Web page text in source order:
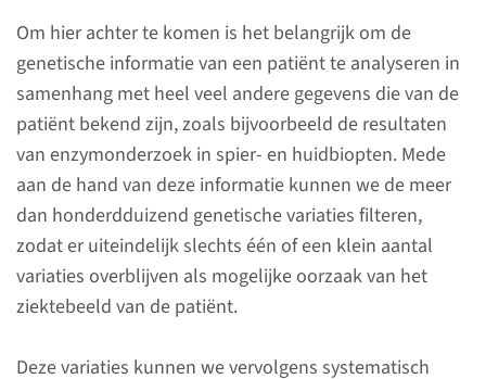
Om hier achter te komen is het belangrijk om de
genetische informatie van een patiënt te analyseren in
samenhang met heel veel andere gegevens die van de
patiënt bekend zijn, zoals bijvoorbeeld de resultaten
van enzymonderzoek in spier- en huidbiopten. Mede
aan de hand van deze informatie kunnen we de meer
dan honderdduizend genetische variaties filteren,
zodat er uiteindelijk slechts één of een klein aantal
variaties overblijven als mogelijke oorzaak van het
ziektebeeld van de patiënt.
Deze variaties kunnen we vervolgens systematisch
Volwassenen
(024) 361 65 04
stuur e-mail
Kinderen
ERN